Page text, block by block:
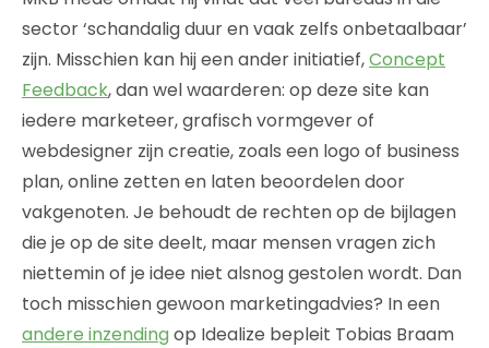
sector ‘schandalig duur en vaak zelfs onbetaalbaar’
zijn. Misschien kan hij een ander initiatief,Concept
Feedback, dan wel waarderen: op deze site kan
iedere marketeer, grafisch vormgever of
webdesigner zijn creatie, zoals een logo of business
plan, online zetten en laten beoordelen door
vakgenoten. Je behoudt de rechten op de bijlagen
die je op de site deelt, maar mensen vragen zich
niettemin of je idee niet alsnog gestolen wordt. Dan
toch misschien gewoon marketingadvies? In een
andere inzending op Idealize bepleit Tobias Braam